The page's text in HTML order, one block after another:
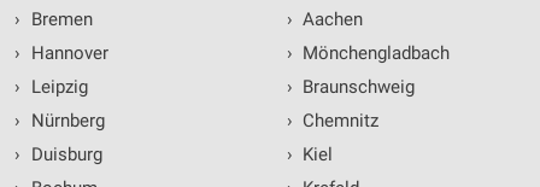
›
Bremen
›
Hannover
›
Leipzig
›
Nürnberg
›
Duisburg
› Aachen
› Mönchengladbach
› Braunschweig
› Chemnitz
› Kiel